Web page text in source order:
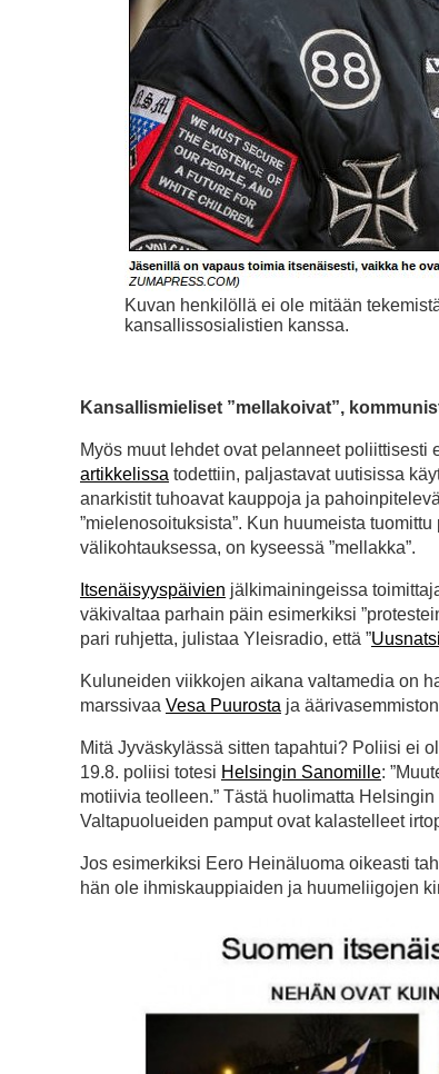
Kuvan henkilöllä ei ole mitään
kansallissosialistien kanssa.
Kansallismieliset ”mellakoivat”,
Myös muut lehdet ovat pelanneet
artikkelissa todettiin, paljastavat uutisissa
anarkistit tuhoavat kauppoja ja
”mielenosoituksista”. Kun huumeista
välikohtauksessa, on kyseessä ”mellakka”.
Itsenäisyyspäivien jälkimainingeissa
väkivaltaa parhain päin esimerkiksi
pari ruhjetta, julistaa Yleisradio, että ”
Kuluneiden viikkojen aikana valtamedia on
marssivaa Vesa Puurosta ja
Mitä Jyväskylässä sitten tapahtui? Poliisi ei
19.8. poliisi totesi Helsingin Sanomille:
motiivia teolleen.” Tästä huolimatta
Valtapuolueiden pamput ovat kalastelleet
Jos esimerkiksi Eero Heinäluoma oikeasti
hän ole ihmiskauppiaiden ja huumeliigojen